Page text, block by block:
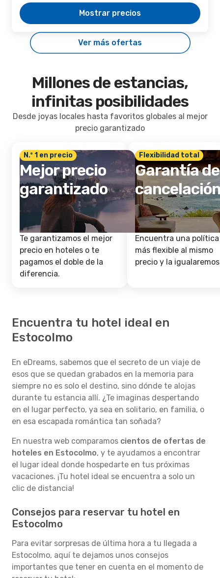
Mostrar precios
Ver más ofertas
Millones de estancias,
infinitas posibilidades
Desde joyas locales hasta favoritos globales al mejor
precio garantizado
N.º 1 en precio
Mejor precio
garantizado
Te garantizamos el mejor
precio en hoteles o te
pagamos el doble de la
diferencia.
Flexibilidad total
Garantía de
Encuentra una política
más flexible al mismo
precio y la
Encuentra tu hotel ideal en
Estocolmo
En eDreams, sabemos que el secreto de un viaje de
esos que se quedan grabados en la memoria para
siempre no es solo el destino, sino dónde te alojas
durante tu estancia allí. ¿Te imaginas despertando
en el lugar perfecto, ya sea en solitario, en familia, o
en esa escapada romántica tan soñada?
En nuestra web comparamos cientos de ofertas de
hoteles en Estocolmo, y te ayudamos a encontrar
el lugar ideal donde hospedarte en tus próximas
vacaciones. ¡Tu hotel ideal se encuentra a solo un
clic de distancia!
Consejos para reservar tu hotel en
Estocolmo
Para evitar sorpresas de última hora a tu llegada a
Estocolmo, aquí te dejamos unos consejos
importantes que tener en cuenta en el momento de